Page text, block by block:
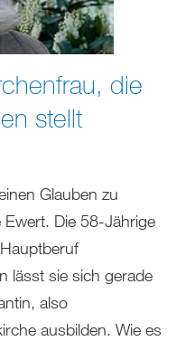
die
stellt
Glauben zu
Die 58-Jährige
lässt sie sich gerade
also
ausbilden. Wie es